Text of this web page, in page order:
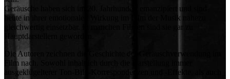
Geräusche haben sich im 20. Jahrhundert emanzipiert und sind
heute in ihrer emotionalen Wirkung im Film der Musik nahezu
gleichwertig einsetzbar. In manchen Filmen sind sie gar zu
Hauptdarstellern geworden.
Die Autoren zeichnen die Geschichte der Geräuschverwendung im
Film nach. Sowohl inhaltlich durch die Darstellung immer
ausgeklügelterer Ton-Bild-Korrespondenzen und -Effekte, als auch